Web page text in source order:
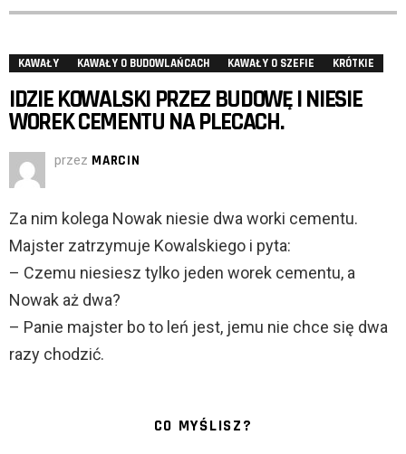
KAWAŁY KAWAŁY O BUDOWLAŃCACH KAWAŁY O SZEFIE KRÓTKIE
IDZIE KOWALSKI PRZEZ BUDOWĘ I NIESIE
WOREK CEMENTU NA PLECACH.
przez MARCIN
Za nim kolega Nowak niesie dwa worki cementu.
Majster zatrzymuje Kowalskiego i pyta:
– Czemu niesiesz tylko jeden worek cementu, a
Nowak aż dwa?
– Panie majster bo to leń jest, jemu nie chce się dwa
razy chodzić.
CO MYŚLISZ?